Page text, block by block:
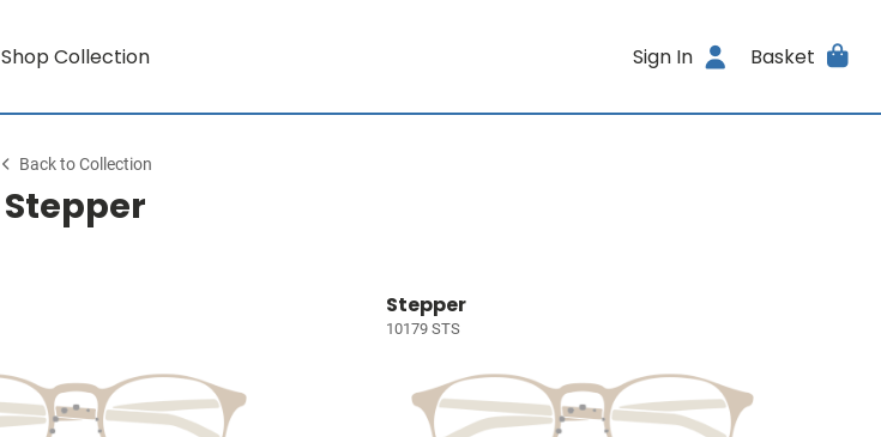
Shop Collection Sign In Basket
Back to Collection
Stepper
Stepper
10179 STS